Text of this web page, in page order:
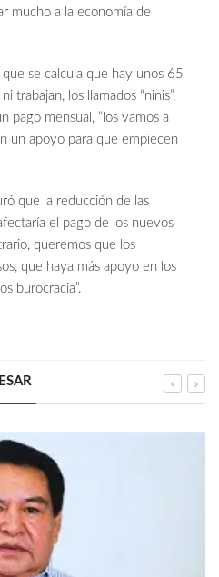
mucho a la economía de
se calcula que hay unos 65
trabajan, los llamados “ninis”,
pago mensual, “los vamos a
un apoyo para que empiecen
que la reducción de las
el pago de los nuevos
queremos que los
que haya más apoyo en los
burocracia”.